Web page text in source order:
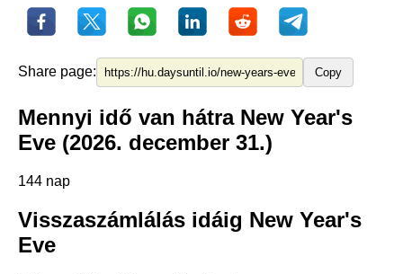
Share page: Copy
Mennyi idő van hátra New Year's
Eve (2026. december 31.)
144 nap
Visszaszámlálás idáig New Year's
Eve